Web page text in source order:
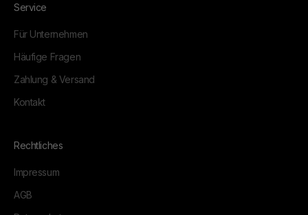
Service
Für Unternehmen
Häufige Fragen
Zahlung & Versand
Kontakt
Rechtliches
Impressum
AGB